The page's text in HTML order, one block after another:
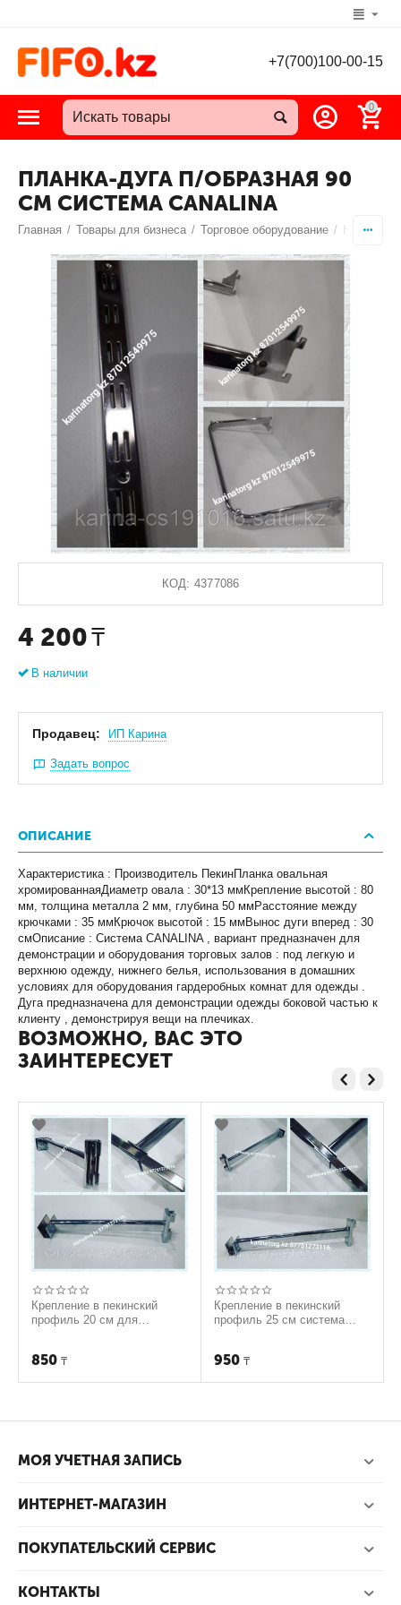
+7(700)100-00-15
0
ПЛАНКА-ДУГА П/ОБРАЗНАЯ 90
СМ СИСТЕМА CANALINA
Главная / Товары для бизнеса / Торговое оборудование /
КОД: 4377086
4 200 ₸
В наличии
Продавец: ИП Карина
Задать вопрос
ОПИСАНИЕ
Характеристика : Производитель ПекинПланка овальная
хромированнаяДиаметр овала : 30*13 ммКрепление высотой : 80
мм, толщина металла 2 мм, глубина 50 ммРасстояние между
крючками : 35 ммКрючок высотой : 15 ммВынос дуги вперед : 30
смОписание : Система CANALINA , вариант предназначен для
демонстрации и оборудования торговых залов : под легкую и
верхнюю одежду, нижнего белья, использования в домашних
условиях для оборудования гардеробных комнат для одежды .
Дуга предназначена для демонстрации одежды боковой частью к
клиенту , демонстрируя вещи на плечиках.
ВОЗМОЖНО, ВАС ЭТО
ЗАИНТЕРЕСУЕТ
Крепление в пекинский
профиль 20 см для
850 ₸
Крепление в пекинский
профиль 25 см система
950 ₸
МОЯ УЧЕТНАЯ ЗАПИСЬ
ИНТЕРНЕТ-МАГАЗИН
ПОКУПАТЕЛЬСКИЙ СЕРВИС
КОНТАКТЫ